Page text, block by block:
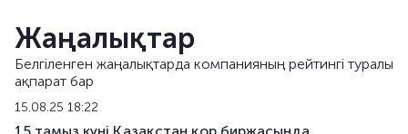
Жаңалықтар
Белгіленген жаңалықтарда компанияның рейтингі туралы
ақпарат бар
15.08.25 18:22